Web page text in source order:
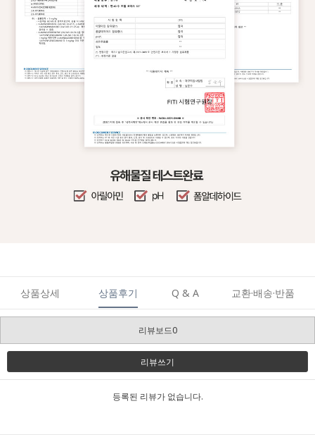
상품상세 상품후기 Q & A 교환·배송·반품
리뷰보드0
리뷰쓰기
등록된 리뷰가 없습니다.